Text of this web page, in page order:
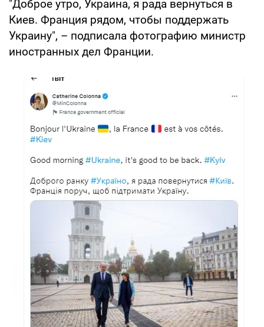
"Доброе утро, Украина, я рада вернуться в
Киев. Франция рядом, чтобы поддержать
Украину", – подписала фотографию министр
иностранных дел Франции.